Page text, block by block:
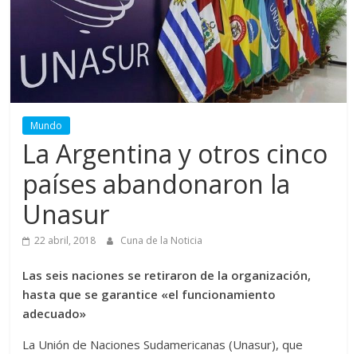
Mundo
La Argentina y otros cinco
países abandonaron la
Unasur
22 abril, 2018 Cuna de la Noticia
Las seis naciones se retiraron de la organización,
hasta que se garantice «el funcionamiento
adecuado»
La Unión de Naciones Sudamericanas (Unasur), que